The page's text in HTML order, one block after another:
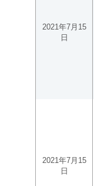
2021年7月15
日
2021年7月15
日